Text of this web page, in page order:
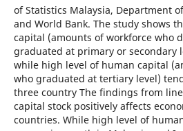
of Statistics Malaysia, Department
and World Bank. The study shows
capital (amounts of workforce who
graduated at primary or secondary
while high level of human capital
who graduated at tertiary level)
three country The findings from
capital stock positively affects
countries. While high level of